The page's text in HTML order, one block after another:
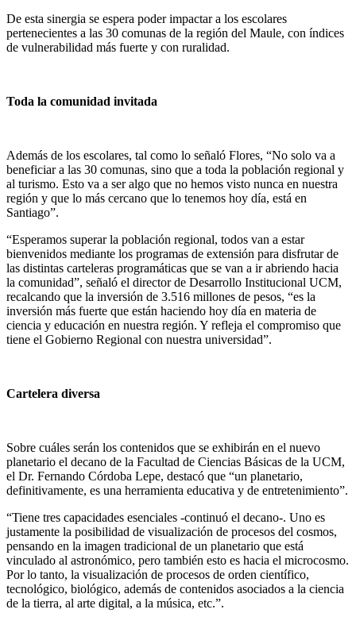
De esta sinergia se espera poder impactar a los escolares
pertenecientes a las 30 comunas de la región del Maule, con índices
de vulnerabilidad más fuerte y con ruralidad.
Toda la comunidad invitada
Además de los escolares, tal como lo señaló Flores, “No solo va a
beneficiar a las 30 comunas, sino que a toda la población regional y
al turismo. Esto va a ser algo que no hemos visto nunca en nuestra
región y que lo más cercano que lo tenemos hoy día, está en
Santiago”.
“Esperamos superar la población regional, todos van a estar
bienvenidos mediante los programas de extensión para disfrutar de
las distintas carteleras programáticas que se van a ir abriendo hacia
la comunidad”, señaló el director de Desarrollo Institucional UCM,
recalcando que la inversión de 3.516 millones de pesos, “es la
inversión más fuerte que están haciendo hoy día en materia de
ciencia y educación en nuestra región. Y refleja el compromiso que
tiene el Gobierno Regional con nuestra universidad”.
Cartelera diversa
Sobre cuáles serán los contenidos que se exhibirán en el nuevo
planetario el decano de la Facultad de Ciencias Básicas de la UCM,
el Dr. Fernando Córdoba Lepe, destacó que “un planetario,
definitivamente, es una herramienta educativa y de entretenimiento”.
“Tiene tres capacidades esenciales -continuó el decano-. Uno es
justamente la posibilidad de visualización de procesos del cosmos,
pensando en la imagen tradicional de un planetario que está
vinculado al astronómico, pero también esto es hacia el microcosmo.
Por lo tanto, la visualización de procesos de orden científico,
tecnológico, biológico, además de contenidos asociados a la ciencia
de la tierra, al arte digital, a la música, etc.”.